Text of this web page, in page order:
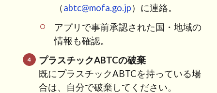
（abtc@mofa.go.jp）に連絡。
アプリで事前承認された国・地域の
情報も確認。
プラスチックABTCの破棄
既にプラスチックABTCを持っている場
合は、自分で破棄してください。